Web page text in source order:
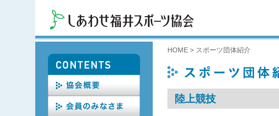
HOME > スポーツ団体紹介
陸上競技